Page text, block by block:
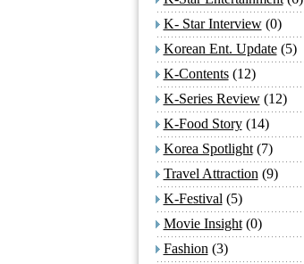
K- Star Interview(0)
Korean Ent. Update(5)
K-Contents(12)
K-Series Review(12)
K-Food Story(14)
Korea Spotlight(7)
Travel Attraction (9)
K-Festival (5)
Movie Insight(0)
Fashion (3)